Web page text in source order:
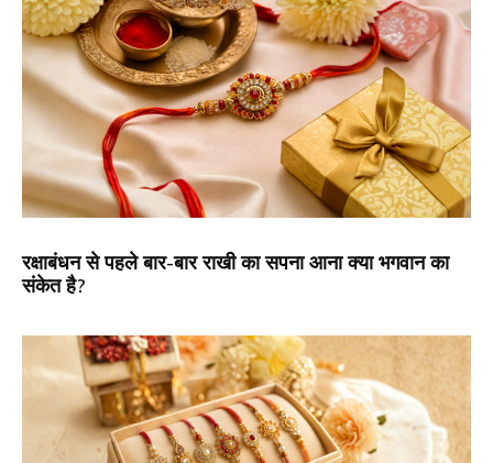
रक्षाबंधन से पहले बार-बार राखी का सपना आना क्या भगवान का
संकेत है?